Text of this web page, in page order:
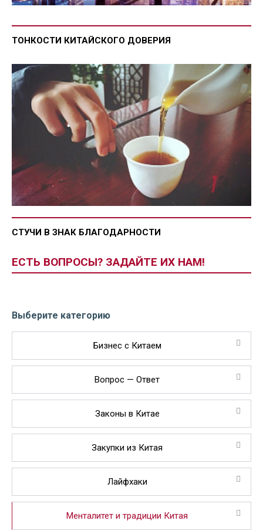
ТОНКОСТИ КИТАЙСКОГО ДОВЕРИЯ
СТУЧИ В ЗНАК БЛАГОДАРНОСТИ
ЕСТЬ ВОПРОСЫ? ЗАДАЙТЕ ИХ НАМ!
Выберите категорию
Бизнес с Китаем
Вопрос — Ответ
Законы в Китае
Закупки из Китая
Лайфхаки
Менталитет и традиции Китая